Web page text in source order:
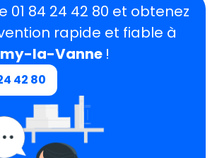
01 84 24 42 80 et obtenez
rapide et fiable à
la-Vanne !
42 80